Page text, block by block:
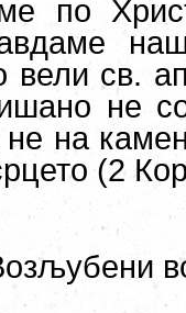
по
вели св.
не
не на
(2